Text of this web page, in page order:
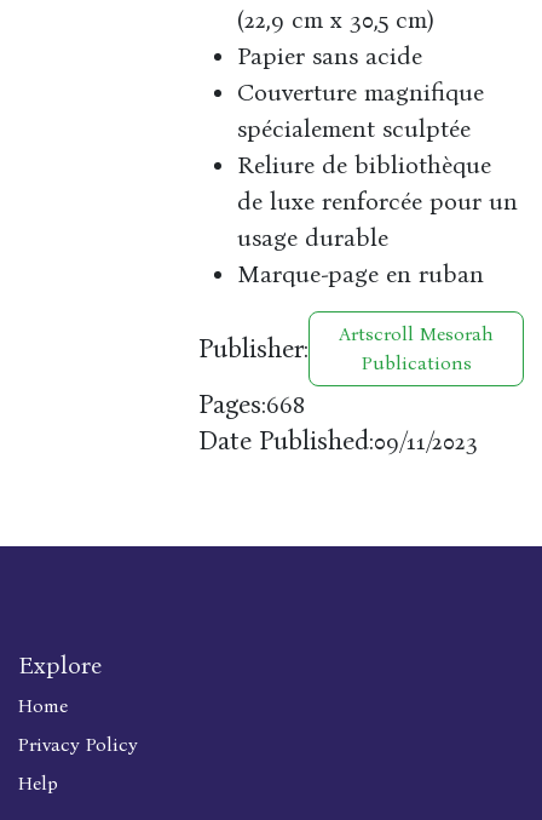
(22,9 cm x 30,5 cm)
Papier sans acide
Couverture magnifique
spécialement sculptée
Reliure de bibliothèque
de luxe renforcée pour un
usage durable
Marque-page en ruban
Publisher:
Artscroll Mesorah
Publications
Pages:668
Date Published:09/11/2023
Explore
Home
Privacy Policy
Help